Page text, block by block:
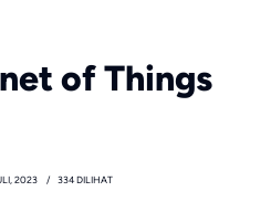
of Things
2023 334 DILIHAT